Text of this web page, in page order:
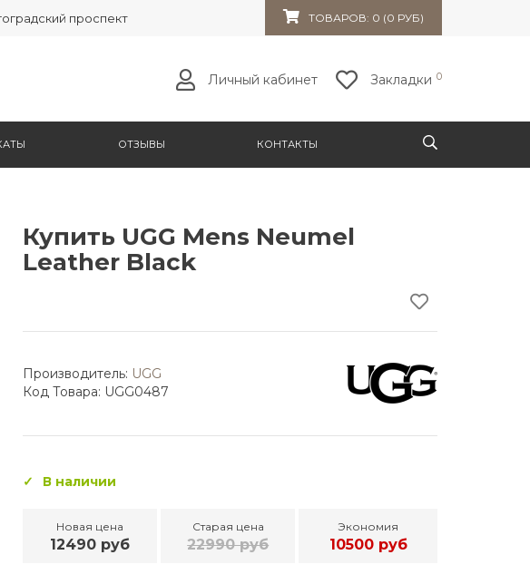
проспект 32к10 ТОВАРОВ: 0 (0 РУБ)
Личный кабинет Закладки 0
ОТЗЫВЫ КОНТАКТЫ
Купить UGG Mens Neumel
Leather Black
Производитель: UGG
Код Товара: UGG0487
В наличии
Новая цена
12490 руб
Старая цена
22990 руб
Экономия
10500 руб